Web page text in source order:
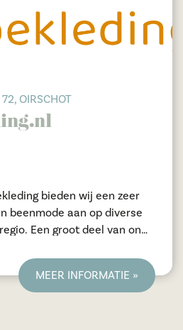
OIRSCHOT
bieden wij een zeer
beenmode aan op diverse
van ons
in Oirschot e.o. gratis
MEER INFORMATIE »